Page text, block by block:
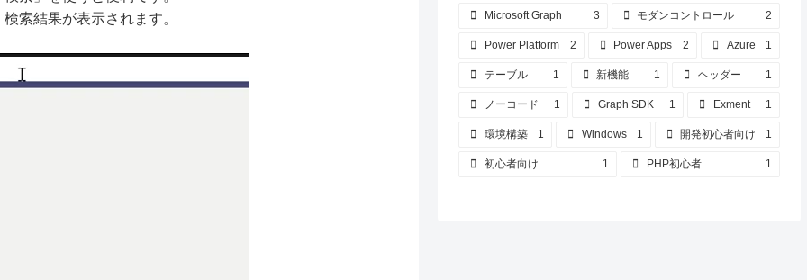
索結果が表示されます。
Microsoft Graph 3 モダンコントロール 2
Power Platform 2 Power Apps 2 Azure 1
テーブル 1 新機能 1 ヘッダー 1
ノーコード 1 Graph SDK 1 Exment 1
環境構築 1 Windows 1 開発初心者向け 1
初心者向け 1 PHP初心者 1